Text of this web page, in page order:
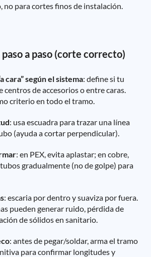
no para cortes finos de instalación.
a paso (corte correcto)
cara” según el sistema: define si tu
centros de accesorios o entre caras.
criterio en todo el tramo.
: usa escuadra para trazar una línea
(ayuda a cortar perpendicular).
: en PEX, evita aplastar; en cobre,
gradualmente (no de golpe) para
: escaria por dentro y suaviza por fuera.
pueden generar ruido, pérdida de
de sólidos en sanitario.
: antes de pegar/soldar, arma el tramo
para confirmar longitudes y